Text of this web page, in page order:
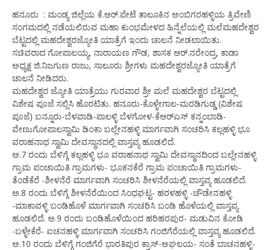
ಹನೂರು : ಮಂಡ್ಯ ಜಿಲ್ಲೆಯ ಕೆ.ಆರ್.ಪೇಟೆ ತಾಲೂಕಿನ ಅಂಬಿಗರಹಳ್ಳಿಯ ತ್ರಿವೇಣಿ
ಸಂಗಮದಲ್ಲಿ ನಡೆಯಲಿರುವ ಮಹಾ ಕುಂಭಮೇಳದ ಹಿನ್ನೆಲೆಯಲ್ಲಿ ಮಲೆಮಹದೇಶ್ವರ
ಬೆಟ್ಟದಲ್ಲಿ ಮಹದೇಶ್ವರಜ್ಯೋತಿ ಯಾತ್ರೆಗೆ ಇಂದು ಚಾಲನೆ ನೀಡಲಾಯಿತು.
ಸಚಿವರಾದ ಗೋಪಾಲಯ್ಯ, ನಾರಾಯಣ ಗೌಡ, ಶಾಸಕ ಆರ್.ನರೇಂದ್ರ, ಕಾಡಾ
ಅಧ್ಯಕ್ಷ ಜಿ.ನಿಜಗುಣ ರಾಜು, ಸಾಲೂರು ಶ್ರೀಗಳು ಮಹದೇಶ್ವರಜ್ಯೋತಿ ಯಾತ್ರೆಗೆ
ಚಾಲನೆ ನೀಡಿದರು.
ಮಹದೇಶ್ವರ ಜ್ಯೋತಿ ಯಾತ್ರೆಯು ಗುರವಾರ ಶ್ರೀ ಮಲೆ ಮಹದೇಶ್ವರ ಬೆಟ್ಟದಲ್ಲಿ
ವಿಶೇಷ ಪೂಜೆ ಸಲ್ಲಿಸಿ ಹೊರಟಿತು. ಹನೂರು-ಕೊಳ್ಳೇಗಾಲ-ಮರಡಿಗುಡ್ಡ (ವಿಶೇಷ
ಪೂಜೆ) ಬನ್ನೂರು-ಬೆಳವಾಡಿ-ಪಾಲಳ್ಳಿ ಬೆಳಗೋಳ-ಕೆಆರ್‍ಎಸ್ ಕನ್ನಂಬಾಡಿ-
ವೇಣುಗೋಪಾಲಸ್ವಾಮಿ ಡಿಂಕಾ ಬಲ್ಲೇನಹಳ್ಳಿ ಮಾರ್ಗವಾಗಿ ಸಂಚರಿಸಿ ಕಲ್ಲಹಳ್ಳಿ ಭೂ
ವರಾಹನಾಥ ಸ್ವಾಮಿ ದೇವಸ್ಥಾನದಲ್ಲಿ ವಾಸ್ತವ್ಯ ಹೂಡಲಿದೆ.
ಅ.7 ರಂದು ಬೆಳಿಗ್ಗೆ ಕಲ್ಲಹಳ್ಳಿ ಭೂ ವರಾಹನಾಥ ಸ್ವಾಮಿ ದೇವಸ್ಥಾನದಿಂದ ಬಲ್ಲೇನಹಳ್ಳಿ
ಗ್ರಾಮ ಪಂಚಾಯಿತಿ ಗ್ರಾಮಗಳು- ಭೂಕನಕೆರೆ ಗ್ರಾಮ ಪಂಚಾಯಿತಿ ಗ್ರಾಮಗಳು-
ತೆಂಡೆಕೆರೆ -ಶೀಳನೆರೆ ಮಾರ್ಗವಾಗಿ ಸಂಚರಿಸಿ ಶೀಳನೆರೆಯಲ್ಲಿ ವಾಸ್ತವ್ಯ ಹೂಡಲಿದೆ.
ಅ.8 ರಂದು ಬೆಳಿಗ್ಗೆ ಶೀಳನೆರೆಯಿಂದ ಸಿಂಧಘಟ್ಟ- ಹರಳಹಳ್ಳಿ -ಚೌಡೇನಹಳ್ಳಿ
-ಮಾಕಾವಳ್ಳಿ ಬಂಡಿಹೊಳೆ ಮಾರ್ಗವಾಗಿ ಸಂಚರಿಸಿ ಬಂಡಿ ಹೊಳೆಯಲ್ಲಿ ವಾಸ್ತವ್ಯ
ಹೂಡಲಿದೆ. ಅ.9 ರಂದು ಬಂಡಿಹೊಳೆಯಿಂದ ಹರಿಹರಪುರ- ಮಡುವಿನ ಕೋಡಿ
-ಬಳ್ಳೇಕೆರೆ- ಐಚನಹಳ್ಳಿ ಮಾರ್ಗವಾಗಿ ಸಂಚರಿಸಿ ಗಂಜಿಗೆರೆಯಲ್ಲಿ ವಾಸ್ತವ್ಯ ಹೂಡಲಿದೆ.
ಅ.10 ರಂದು ಬೆಳಿಗ್ಗೆ ಗಂಜಿಗೆರೆ ಭಾರತಿಪುರ ಕ್ರಾಸ್-ಅಘಲಯ- ಸಂತೆ ಬಾಚನಹಳ್ಳಿ-